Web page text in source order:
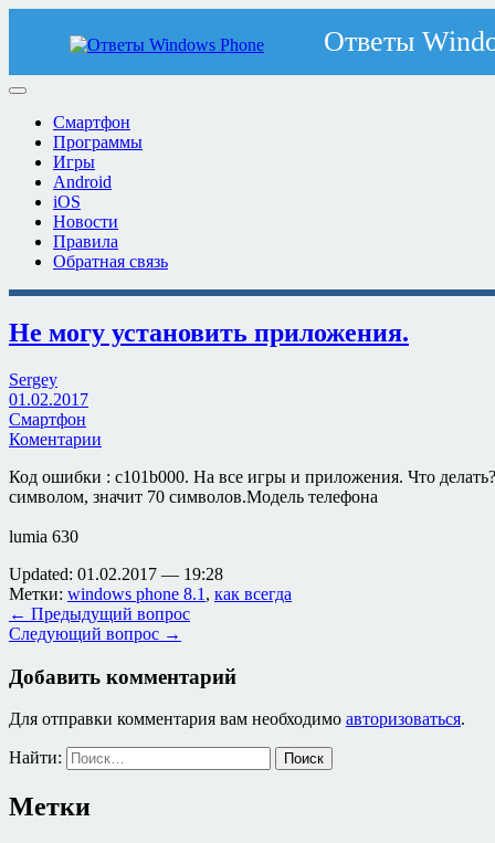
Смартфон
Программы
Игры
Android
iOS
Новости
Правила
Обратная связь
Не могу установить приложения.
Sergey
01.02.2017
Смартфон
Коментарии
Код ошибки : c101b000. На все игры и приложения. Что
символом, значит 70 символов.Модель телефона
lumia 630
Updated: 01.02.2017 — 19:28
Метки: windows phone 8.1 , как всегда
← Предыдущий вопрос
Следующий вопрос →
Добавить комментарий
Для отправки комментария вам необходимо авторизоваться.
Найти:
Метки